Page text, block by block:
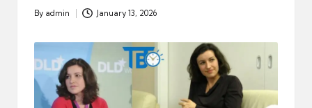
Posted
By admin January 13, 2026